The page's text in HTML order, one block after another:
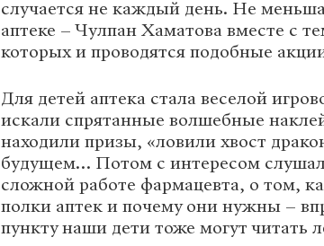
случается не каждый день. Не
аптеке – Чулпан Хаматова вместе с
которых и проводятся подобные
Для детей аптека стала веселой
искали спрятанные волшебные
находили призы, «ловили хвост
будущем… Потом с интересом
сложной работе фармацевта, о том,
полки аптек и почему они нужны –
пункту наши дети тоже могут читать